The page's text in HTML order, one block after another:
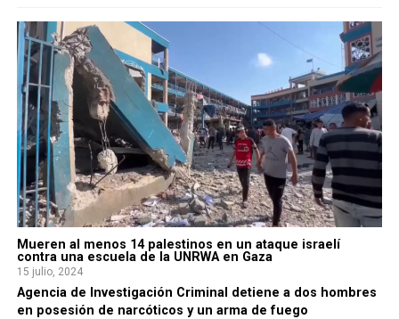
Mueren al menos 14 palestinos en un ataque israelí
contra una escuela de la UNRWA en Gaza
15 julio, 2024
Agencia de Investigación Criminal detiene a dos hombres
en posesión de narcóticos y un arma de fuego